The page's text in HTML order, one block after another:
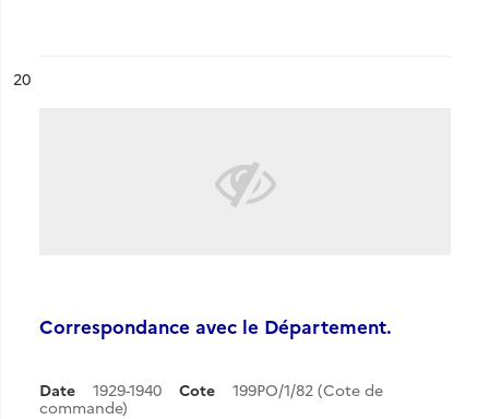
n°
20
Correspondance avec le Département.
Date 1929-1940 Cote
199PO/1/82 (Cote de
commande)